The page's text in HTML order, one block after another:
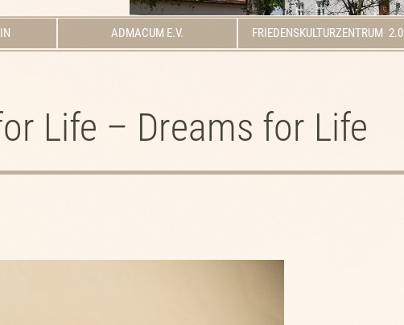
ADMACUM E.V. FRIEDENSKULTURZENTRUM 2.0
Life – Dreams for Life